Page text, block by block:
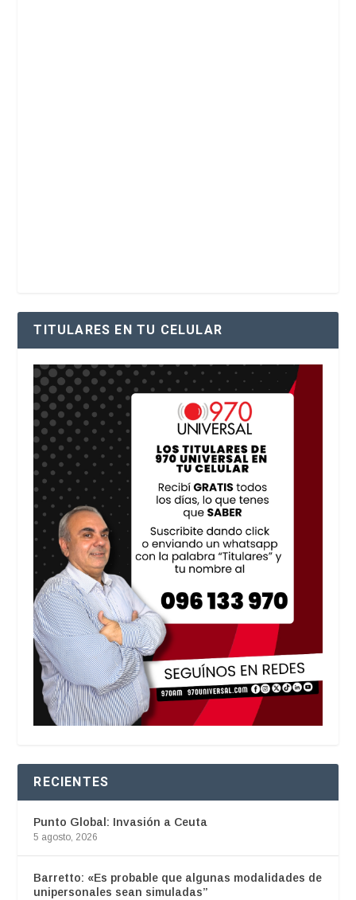
TITULARES EN TU CELULAR
RECIENTES
Punto Global: Invasión a Ceuta
5 agosto, 2026
Barretto: «Es probable que algunas modalidades de
unipersonales sean simuladas”